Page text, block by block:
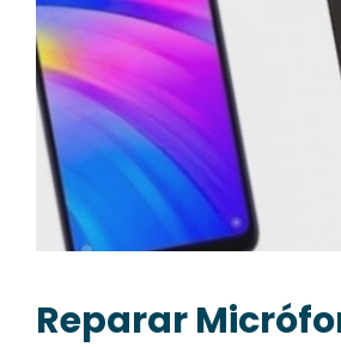
Reparar